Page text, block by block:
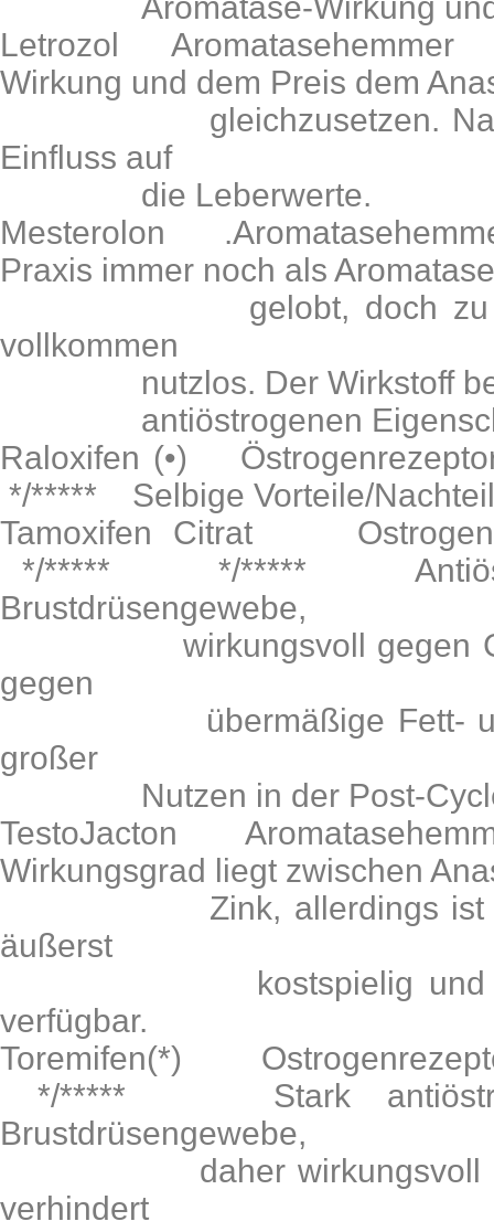
Letrozol
Wirkung und dem Preis dem
gleichzusetzen.
Einfluss auf
die Leberwerte.
Mesterolon
Praxis immer noch als
gelobt, doch zu
vollkommen
nutzlos. Der Wirkstoff
antiöstrogenen
Raloxifen (•)
*/***** Selbige Vorteile/
Tamoxifen Citrat
*/***** */*****
Brustdrüsengewebe,
wirkungsvoll gegen
gegen
übermäßige Fett- u.
großer
Nutzen in der Post-
TestoJacton
Wirkungsgrad liegt zwischen
Zink, allerdings ist
äußerst
kostspielig und
verfügbar.
Toremifen(*)
*/***** Stark
Brustdrüsengewebe,
daher wirkungsvoll
verhindert